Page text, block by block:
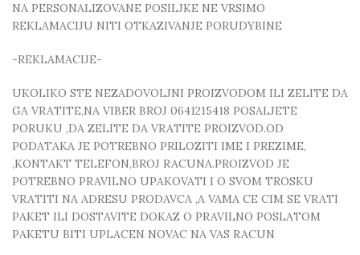
NA PERSONALIZOVANE POSILJKE NE VRSIMO
REKLAMACIJU NITI OTKAZIVANJE PORUDYBINE
-REKLAMACIJE-
UKOLIKO STE NEZADOVOLJNI PROIZVODOM ILI ZELITE DA
GA VRATITE,NA VIBER BROJ 0641215418 POSALJETE
PORUKU ,DA ZELITE DA VRATITE PROIZVOD.OD
PODATAKA JE POTREBNO PRILOZITI IME I PREZIME,
,KONTAKT TELEFON,BROJ RACUNA.PROIZVOD JE
POTREBNO PRAVILNO UPAKOVATI I O SVOM TROSKU
VRATITI NA ADRESU PRODAVCA ,A VAMA CE CIM SE VRATI
PAKET ILI DOSTAVITE DOKAZ O PRAVILNO POSLATOM
PAKETU BITI UPLACEN NOVAC NA VAS RACUN